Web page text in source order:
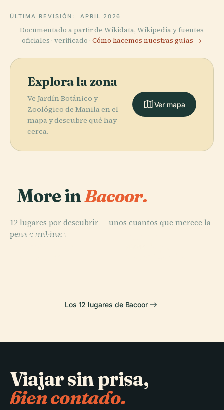
ÚLTIMA REVISIÓN: APRIL 2026
Documentado a partir de Wikidata, Wikipedia y fuentes
oficiales · verificado · Cómo hacemos nuestras guías →
Explora la zona
Ve Jardín Botánico y
Zoológico de Manila en el
mapa y descubre qué hay
cerca.
Ver mapa
More inBacoor.
12 lugares por descubrir — unos cuantos que merece la
pena combinar.
PLACE
Palacio de
PLACE
PLACE
Los 12 lugares de Bacoor
Viajar sin prisa,
bien contado.